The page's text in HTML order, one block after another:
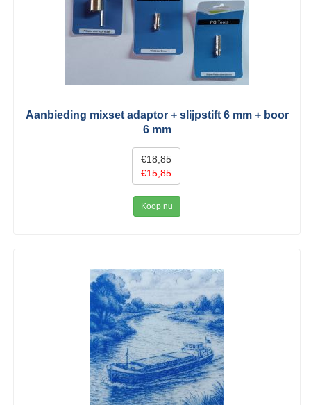
Aanbieding mixset adaptor + slijpstift 6 mm + boor
6 mm
€18,85
€15,85
Koop nu